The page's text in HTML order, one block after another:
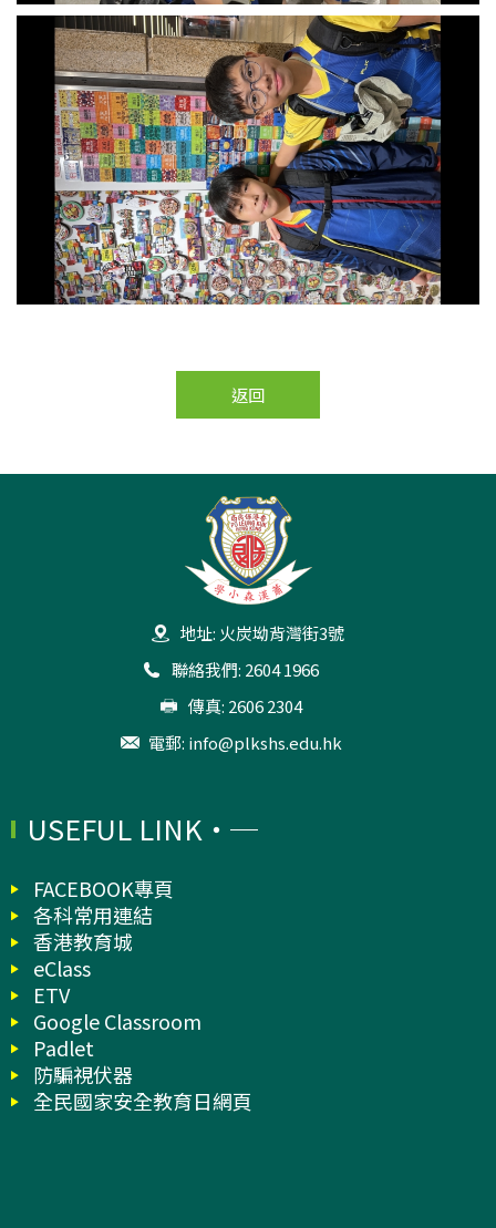
返回
地址: 火炭坳背灣街3號
聯絡我們: 2604 1966
傳真: 2606 2304
電郵: info@plkshs.edu.hk
USEFUL LINK
FACEBOOK專頁
各科常用連結
香港教育城
eClass
ETV
Google Classroom
Padlet
防騙視伏器
全民國家安全教育日網頁